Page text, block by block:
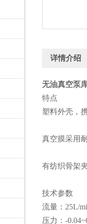
详情介绍
无油真空泵
特点
塑料外壳，
真空膜采用
有纺织骨架
技术参数
流量：25L/
压力：-